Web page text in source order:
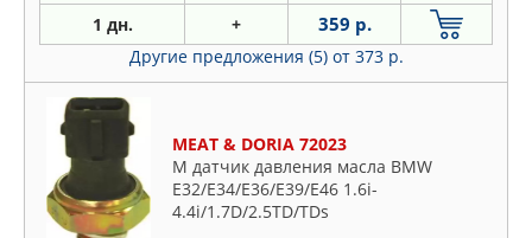
1 дн. + 359 р.
Другие предложения (5) от 373 р.
MEAT & DORIA 72023
M датчик давления масла BMW
E32/E34/E36/E39/E46 1.6i-
4.4i/1.7D/2.5TD/TDs